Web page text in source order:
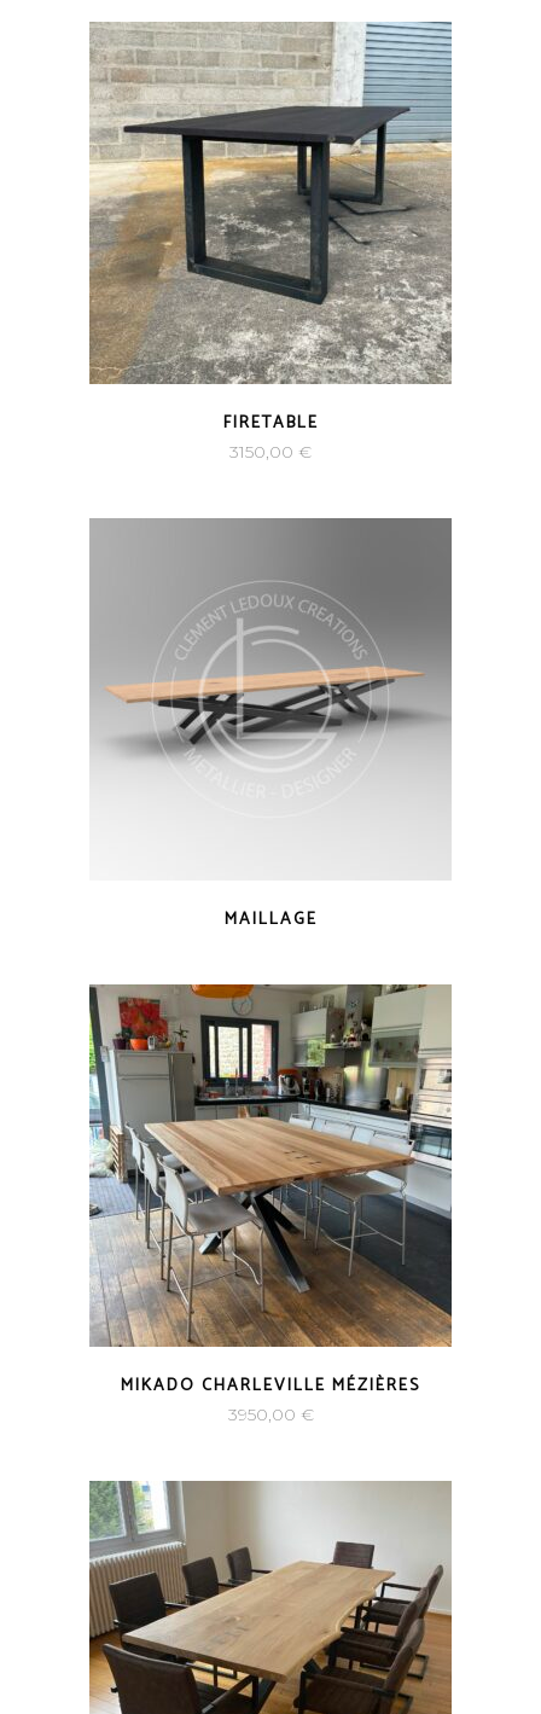
FIRETABLE
3150,00 €
MAILLAGE
MIKADO CHARLEVILLE MÉZIÈRES
3950,00 €